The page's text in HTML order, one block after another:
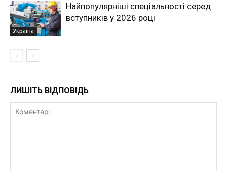
Україна
Найпопулярніші спеціальності серед
вступників у 2026 році
ЛИШІТЬ ВІДПОВІДЬ